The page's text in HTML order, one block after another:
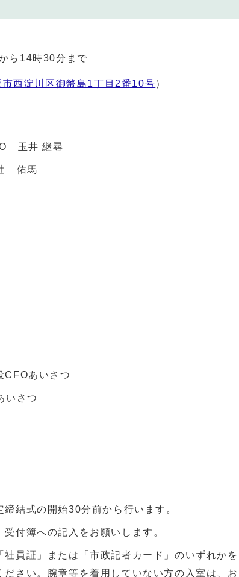
ら14時30分まで
市西淀川区御幣島1丁目2番10号）
玉井 継尋
佑馬
あいさつ
いさつ
結式の開始30分前から行います。
付簿への記入をお願いします。
員証」または「市政記者カード」のいずれかを
ださい。腕章等を着用していない方の入室は、お